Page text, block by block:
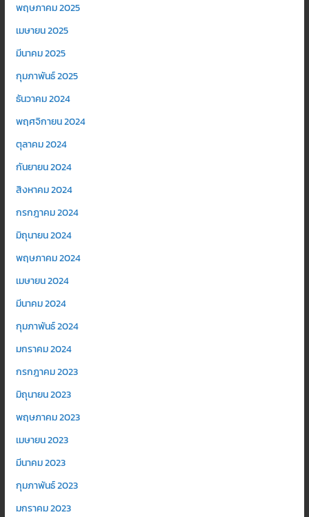
พฤษภาคม 2025
เมษายน 2025
มีนาคม 2025
กุมภาพันธ์ 2025
ธันวาคม 2024
พฤศจิกายน 2024
ตุลาคม 2024
กันยายน 2024
สิงหาคม 2024
กรกฎาคม 2024
มิถุนายน 2024
พฤษภาคม 2024
เมษายน 2024
มีนาคม 2024
กุมภาพันธ์ 2024
มกราคม 2024
กรกฎาคม 2023
มิถุนายน 2023
พฤษภาคม 2023
เมษายน 2023
มีนาคม 2023
กุมภาพันธ์ 2023
มกราคม 2023